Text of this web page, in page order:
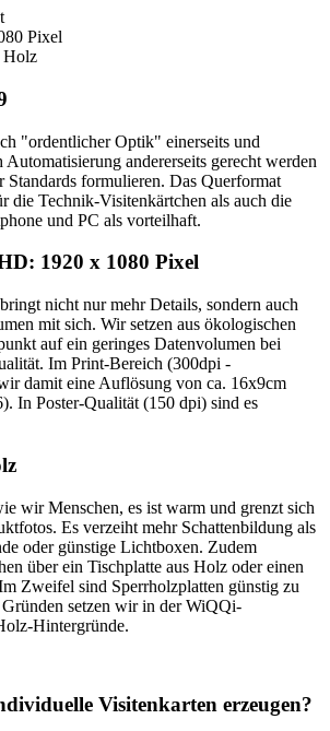
Pixel
Holz
"ordentlicher Optik" einerseits und
andererseits gerecht werden
Standards formulieren. Das Querformat
die Technik-Visitenkärtchen als auch die
und PC als vorteilhaft.
1920 x 1080 Pixel
nicht nur mehr Details, sondern auch
mit sich. Wir setzen aus ökologischen
auf ein geringes Datenvolumen bei
Im Print-Bereich (300dpi -
damit eine Auflösung von ca. 16x9cm
In Poster-Qualität (150 dpi) sind es
wir Menschen, es ist warm und grenzt sich
Es verzeiht mehr Schattenbildung als
oder günstige Lichtboxen. Zudem
über ein Tischplatte aus Holz oder einen
Zweifel sind Sperrholzplatten günstig zu
setzen wir in der WiQQi-
Hintergründe.
Visitenkarten erzeugen?